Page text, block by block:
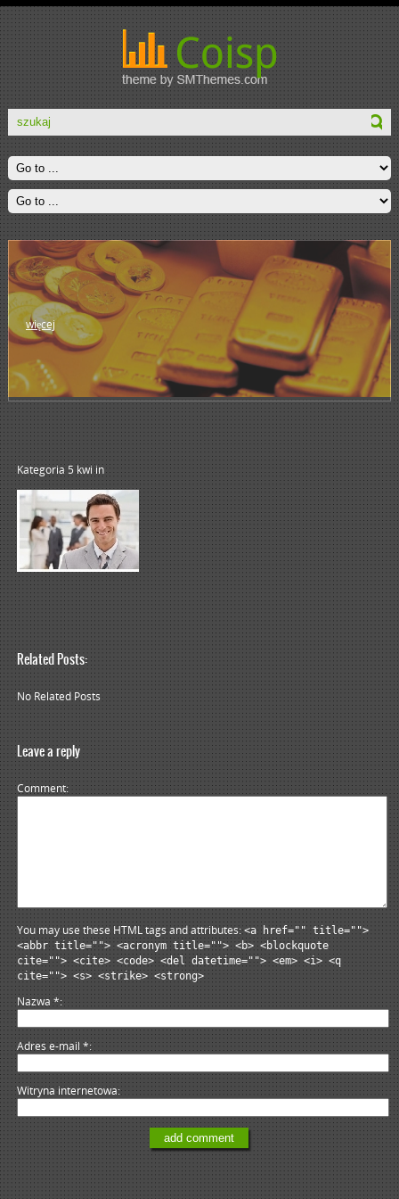
więcej
Kategoria 5 kwiin
Related Posts:
No Related Posts
Leave a reply
Comment
You may use these HTML tags and attributes:<a href="" title="">
<abbr title=""> <acronym title=""> <b> <blockquote
cite=""> <cite> <code> <del datetime=""> <em> <i> <q
cite=""> <s> <strike> <strong>
Nazwa*
Adres e-mail*
Witryna internetowa